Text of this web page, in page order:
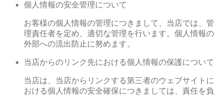
個人情報の安全管理について
お客様の個人情報の管理につきまして、当店では、管
理責任者を定め、適切な管理を行います。個人情報の
外部への流出防止に努めます。
当店からのリンク先における個人情報の保護について
当店は、当店からリンクする第三者のウェブサイトに
おける個人情報の安全確保につきましては、責任を負